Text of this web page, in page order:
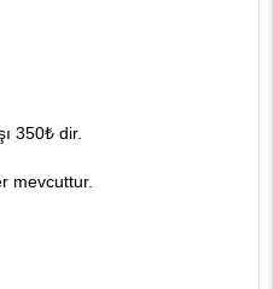
350₺ dir.
mevcuttur.